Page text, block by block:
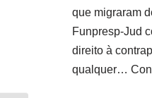
que migraram
Funpresp-Jud
direito à
qualquer…